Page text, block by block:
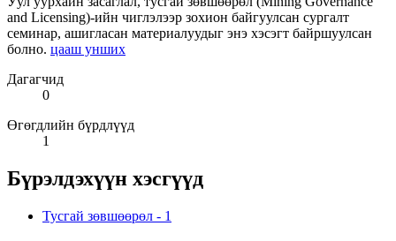
and Licensing)-ийн чиглэлээр зохион байгуулсан сургалт
семинар, ашигласан материалуудыг энэ хэсэгт байршуулсан
болно. цааш унших
Дагагчид
0
Өгөгдлийн бүрдлүүд
1
Бүрэлдэхүүн хэсгүүд
Тусгай зөвшөөрөл - 1